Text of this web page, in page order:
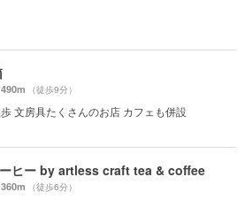
490m （徒歩9分）
文房具たくさんのお店 カフェも併設
ヒー by artless craft tea & coffee
360m （徒歩6分）